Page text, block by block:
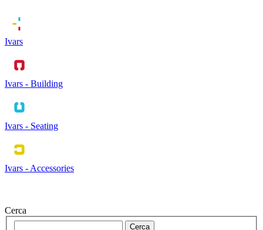
Ivars
Ivars - Building
Ivars - Seating
Ivars - Accessories
Cerca